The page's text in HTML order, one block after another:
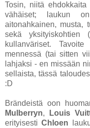
Tosin, niitä
vähäiset; laukun
aitonahkainen, musta,
sekä
kullanväriset.
mennessä (tai sitten
lahjaksi - en missään
sellaista, tässä
:D
Brändeistä oon
Mulberryn, Louis
erityisestiChloen